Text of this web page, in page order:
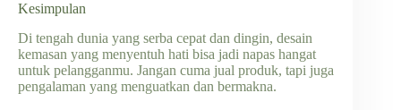
Kesimpulan
Di tengah dunia yang serba cepat dan dingin, desain
kemasan yang menyentuh hati bisa jadi napas hangat
untuk pelangganmu. Jangan cuma jual produk, tapi juga
pengalaman yang menguatkan dan bermakna.